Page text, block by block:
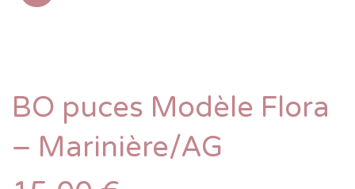
BO puces Modèle Flora
– Marinière/AG